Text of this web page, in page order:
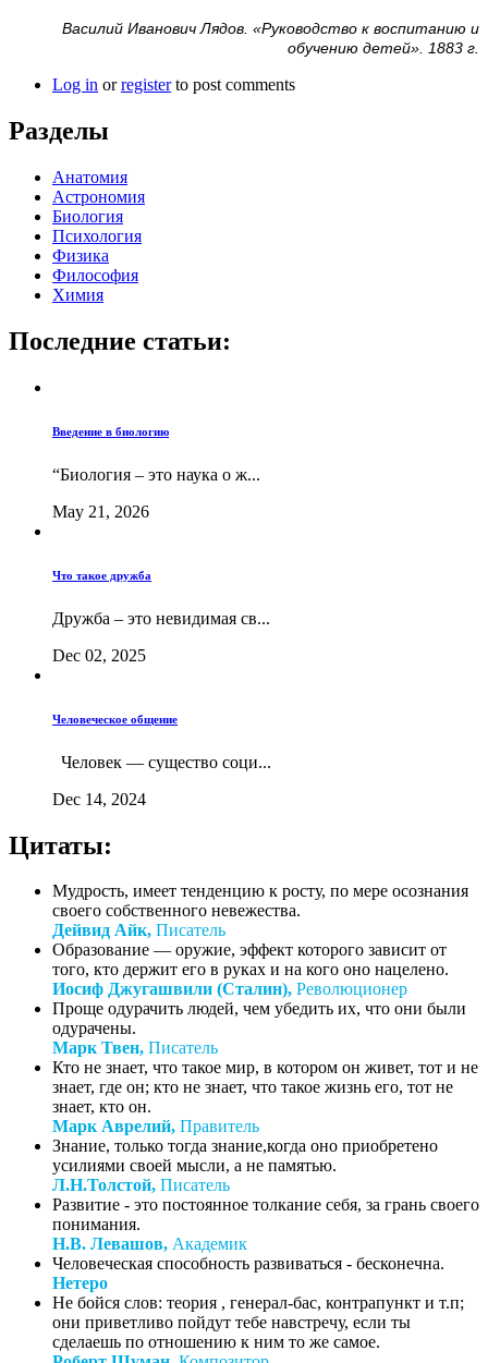
Василий Иванович Лядов. «Руководство к воспитанию и
обучению детей». 1883 г.
Log in orregisterto post comments
Разделы
Анатомия
Астрономия
Биология
Психология
Физика
Философия
Химия
Последние статьи:
Введение в биологию
“Биология – это наука о ж...
May 21, 2026
Что такое дружба
Дружба – это невидимая св...
Dec 02, 2025
Человеческое общение
Человек — существо соци...
Dec 14, 2024
Цитаты:
Мудрость, имеет тенденцию к росту, по мере осознания
своего собственного невежества.
Дейвид Айк, Писатель
Образование — оружие, эффект которого зависит от
того, кто держит его в руках и на кого оно нацелено.
Иосиф Джугашвили (Сталин), Революционер
Проще одурачить людей, чем убедить их, что они были
одурачены.
Марк Твен, Писатель
Кто не знает, что такое мир, в котором он живет, тот и не
знает, где он; кто не знает, что такое жизнь его, тот не
знает, кто он.
Марк Аврелий, Правитель
Знание, только тогда знание,когда оно приобретено
усилиями своей мысли, а не памятью.
Л.Н.Толстой, Писатель
Развитие - это постоянное толкание себя, за грань своего
понимания.
Н.В. Левашов, Академик
Человеческая способность развиваться - бесконечна.
Нетеро
Не бойся слов: теория , генерал-бас, контрапункт и т.п;
они приветливо пойдут тебе навстречу, если ты
сделаешь по отношению к ним то же самое.